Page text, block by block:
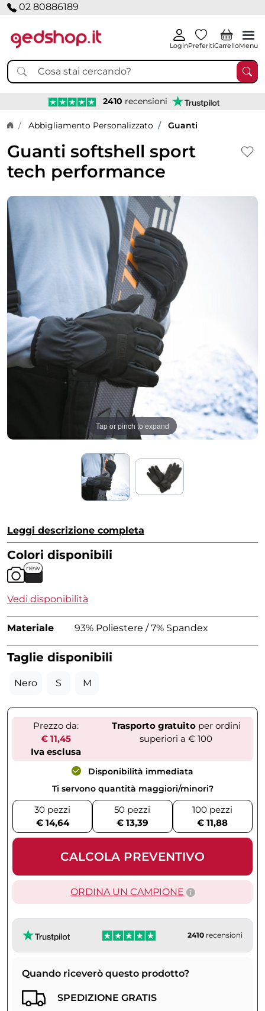
02 80886189
LoginPreferitiCarrelloMenu
2410 recensioni
Home page
Abbigliamento Personalizzato Guanti
Guanti softshell sport
tech performance
Tap or pinch to expand
Leggi descrizione completa
Colori disponibili
new
Vedi disponibilità
Materiale 93% Poliestere / 7% Spandex
Taglie disponibili
Nero S M
Prezzo da:
€ 11,45
Iva esclusa
Trasporto gratuitoper ordini
superiori a € 100
Disponibilità immediata
Ti servono quantità maggiori/minori?
30 pezzi
€ 14,64
50 pezzi
€ 13,39
100 pezzi
€ 11,88
CALCOLA PREVENTIVO
ORDINA UN CAMPIONE
2410 recensioni
Quando riceverò questo prodotto?
SPEDIZIONE GRATIS